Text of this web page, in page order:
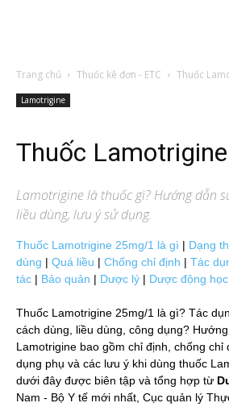
Trang chủ Thuốc kê đơn - ETC Thuốc
Lamotrigine
Thuốc
Lamotriginelà thuốc gì? Hướng dẫn
liều dùng, lưu ý sử dụng.
Thuốc Lamotrigine 25mg/1 là gì | Dạng
dùng | Quá liều | Chống chỉ định | Tác
tác | Bảo quản | Dược lý | Dược động học
Thuốc Lamotrigine 25mg/1 là gì? Tác
cách dùng, liều dùng, công dụng?
Lamotrigine bao gồm chỉ định, chống chỉ
dụng phụ và các lưu ý khi dùng thuốc
dưới đây được biên tập và tổng hợp từ
Nam - Bộ Y tế mới nhất, Cục quản lý